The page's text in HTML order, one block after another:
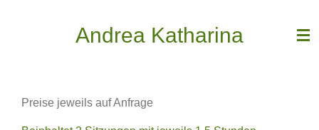
Andrea Katharina
Preise jeweils auf Anfrage